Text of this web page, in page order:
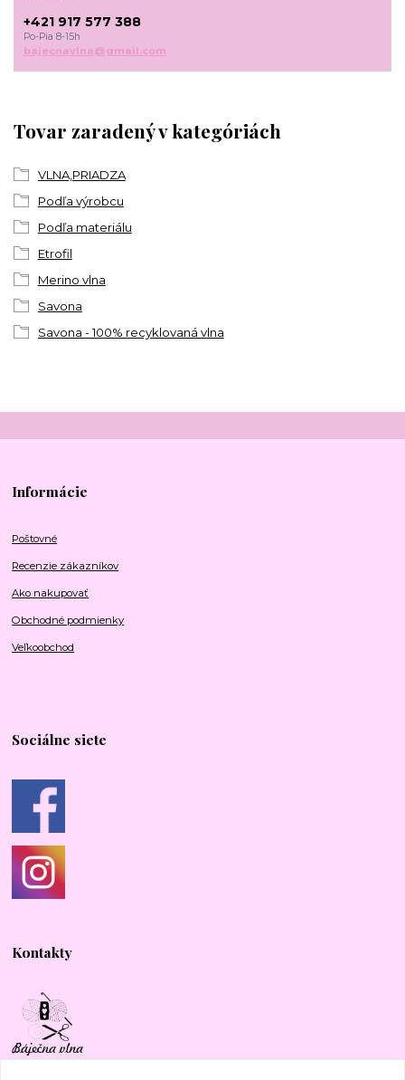
Tovar zaradený v kategóriách
VLNA,PRIADZA
Podľa výrobcu
Podľa materiálu
Etrofil
Merino vlna
Savona
Savona - 100% recyklovaná vlna
+421 917 577 388
Po-Pia 8-15h
bajecnavlna@gmail.com
Informácie
Poštovné
Recenzie zákazníkov
Ako nakupovať
Obchodné podmienky
Veľkoobchod
Sociálne siete
Kontakty